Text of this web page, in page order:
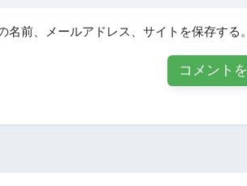
前、メールアドレス、サイトを保存する。